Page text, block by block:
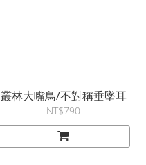
叢林大嘴鳥/不對稱垂墜耳
NT$790